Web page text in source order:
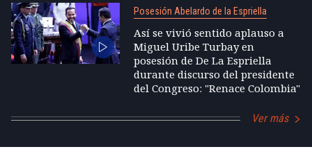
Posesión Abelardo de la Espriella
Así se vivió sentido aplauso a
Miguel Uribe Turbay en
posesión de De La Espriella
durante discurso del presidente
del Congreso: "Renace Colombia"
Ver más